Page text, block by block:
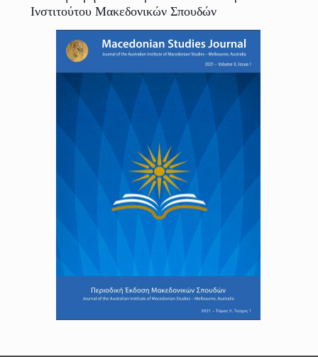
Ινστιτούτου Μακεδονικών Σπουδών